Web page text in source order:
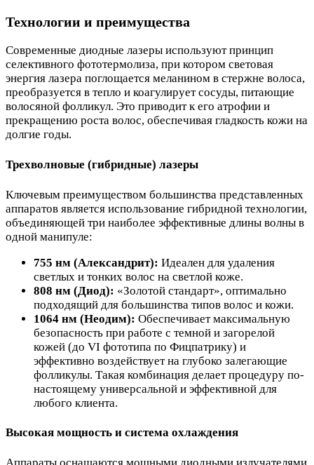
Технологии и преимущества
Современные диодные лазеры используют принцип
селективного фототермолиза, при котором световая
энергия лазера поглощается меланином в стержне волоса,
преобразуется в тепло и коагулирует сосуды, питающие
волосяной фолликул. Это приводит к его атрофии и
прекращению роста волос, обеспечивая гладкость кожи на
долгие годы.
Трехволновые (гибридные) лазеры
Ключевым преимуществом большинства представленных
аппаратов является использование гибридной технологии,
объединяющей три наиболее эффективные длины волны в
одной манипуле:
755 нм (Александрит): Идеален для удаления
светлых и тонких волос на светлой коже.
808 нм (Диод): «Золотой стандарт», оптимально
подходящий для большинства типов волос и кожи.
1064 нм (Неодим): Обеспечивает максимальную
безопасность при работе с темной и загорелой
кожей (до VI фототипа по Фицпатрику) и
эффективно воздействует на глубоко залегающие
фолликулы. Такая комбинация делает процедуру по-
настоящему универсальной и эффективной для
любого клиента.
Высокая мощность и система охлаждения